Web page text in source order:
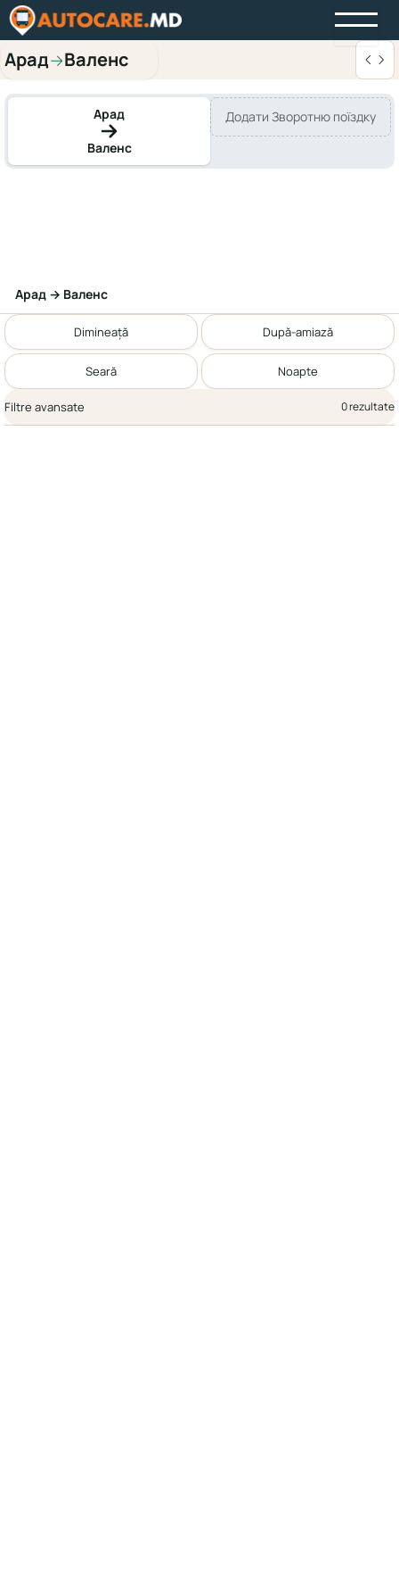
Арад→Валенс
Арад
Валенс
Додати Зворотню поїздку
Арад → Валенс
Dimineață După-amiază
Seară Noapte
Filtre avansate 0 rezultate